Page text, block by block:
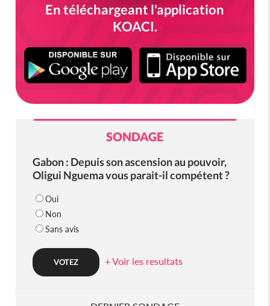
En téléchargeant l'application
KOACI.
SONDAGE
Gabon : Depuis son ascension au pouvoir,
Oligui Nguema vous parait-il compétent ?
Oui
Non
Sans avis
+ Voir les resultats